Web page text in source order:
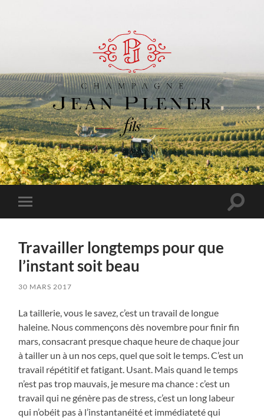
Champagne
Jean
Plener
Toggle
mobile
Toggle
Travailler longtemps pour que
l’instant soit beau
30 MARS 2017
La taillerie, vous le savez, c’est un travail de longue
haleine. Nous commençons dès novembre pour finir fin
mars, consacrant presque chaque heure de chaque jour
à tailler un à un nos ceps, quel que soit le temps. C’est un
travail répétitif et fatigant. Usant. Mais quand le temps
n’est pas trop mauvais, je mesure ma chance : c’est un
travail qui ne génère pas de stress, c’est un long labeur
qui n’obéit pas à l’instantanéité et immédiateté qui